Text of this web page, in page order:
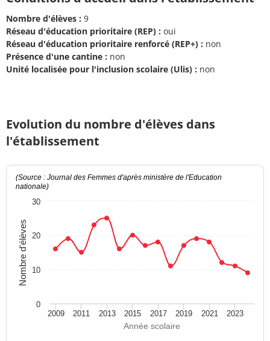
Nombre d'élèves : 9
Réseau d'éducation prioritaire (REP) : oui
Réseau d'éducation prioritaire renforcé (REP+) : non
Présence d'une cantine : non
Unité localisée pour l'inclusion scolaire (Ulis) : non
Evolution du nombre d'élèves dans
l'établissement
Année scolaire
Nombre d'élèves
(Source : Journal des Femmes d'après ministère de l'Education
nationale)
2009 2011 2013 2015 2017 2019 2021 2023
10
20
30
0